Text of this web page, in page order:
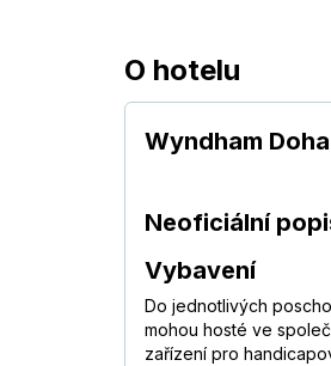
O hotelu
Wyndham
Neoficiální
Vybavení
Do jednotlivých
mohou hosté ve
zařízení pro